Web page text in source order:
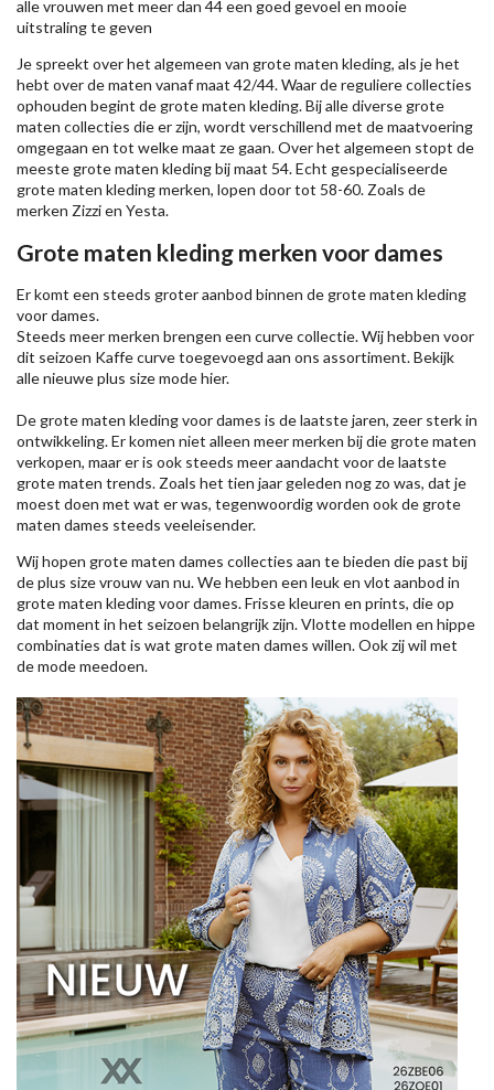
alle vrouwen met meer dan 44 een goed gevoel en mooie
uitstraling te geven
Je spreekt over het algemeen van grote maten kleding, als je het
hebt over de maten vanaf maat 42/44. Waar de reguliere collecties
ophouden begint de grote maten kleding. Bij alle diverse grote
maten collecties die er zijn, wordt verschillend met de maatvoering
omgegaan en tot welke maat ze gaan. Over het algemeen stopt de
meeste grote maten kleding bij maat 54. Echt gespecialiseerde
grote maten kleding merken, lopen door tot 58-60. Zoals de
merken Zizzien Yesta.
Grote maten kleding merken voor dames
Er komt een steeds groter aanbod binnen de grote maten kleding
voor dames.
Steeds meer merken brengen een curve collectie. Wij hebben voor
dit seizoen Kaffecurve toegevoegd aan ons assortiment. Bekijk
alle nieuweplus size modehier.
De grote maten kleding voor dames is de laatste jaren, zeer sterk in
ontwikkeling. Er komen niet alleen meer merken bij die grote maten
verkopen, maar er is ook steeds meer aandacht voor de laatste
grote maten trends. Zoals het tien jaar geleden nog zo was, dat je
moest doen met wat er was, tegenwoordig worden ook de grote
maten dames steeds veeleisender.
Wij hopen grote maten dames collecties aan te bieden die past bij
de plus size vrouw van nu. We hebben een leuk en vlot aanbod in
grote maten kleding voor dames. Frisse kleuren en prints, die op
dat moment in het seizoen belangrijk zijn. Vlotte modellen en hippe
combinaties dat is wat grote maten dames willen. Ook zij wil met
de mode meedoen.